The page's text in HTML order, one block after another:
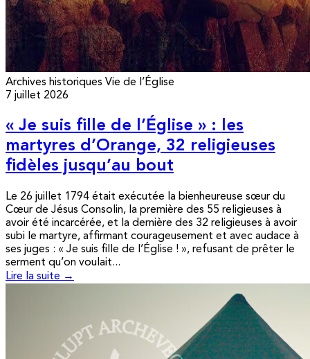
Archives historiques Vie de l’Église
7 juillet 2026
« Je suis fille de l’Église » : les
martyres d’Orange, 32 religieuses
fidèles jusqu’au bout
Le 26 juillet 1794 était exécutée la bienheureuse sœur du
Cœur de Jésus Consolin, la première des 55 religieuses à
avoir été incarcérée, et la dernière des 32 religieuses à avoir
subi le martyre, affirmant courageusement et avec audace à
ses juges : « Je suis fille de l’Église ! », refusant de prêter le
serment qu’on voulait...
Lire la suite →